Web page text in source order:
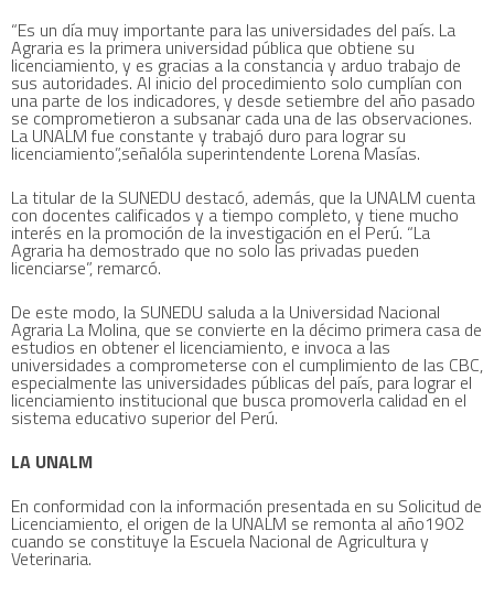
“Es un día muy importante para las universidades del país. La
Agraria es la primera universidad pública que obtiene su
licenciamiento, y es gracias a la constancia y arduo trabajo de
sus autoridades. Al inicio del procedimiento solo cumplían con
una parte de los indicadores, y desde setiembre del año pasado
se comprometieron a subsanar cada una de las observaciones.
La UNALM fue constante y trabajó duro para lograr su
licenciamiento”,señalóla superintendente Lorena Masías.
La titular de la SUNEDU destacó, además, que la UNALM cuenta
con docentes calificados y a tiempo completo, y tiene mucho
interés en la promoción de la investigación en el Perú. “La
Agraria ha demostrado que no solo las privadas pueden
licenciarse”, remarcó.
De este modo, la SUNEDU saluda a la Universidad Nacional
Agraria La Molina, que se convierte en la décimo primera casa de
estudios en obtener el licenciamiento, e invoca a las
universidades a comprometerse con el cumplimiento de las CBC,
especialmente las universidades públicas del país, para lograr el
licenciamiento institucional que busca promoverla calidad en el
sistema educativo superior del Perú.
LA UNALM
En conformidad con la información presentada en su Solicitud de
Licenciamiento, el origen de la UNALM se remonta al año1902
cuando se constituye la Escuela Nacional de Agricultura y
Veterinaria.